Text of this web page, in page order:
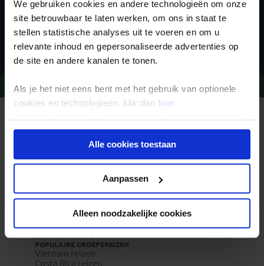
We gebruiken cookies en andere technologieën om onze
site betrouwbaar te laten werken, om ons in staat te
stellen statistische analyses uit te voeren en om u
relevante inhoud en gepersonaliseerde advertenties op
de site en andere kanalen te tonen.
Als je het niet eens bent met het gebruik van optionele
cookies en technologieën, klik dan hier .
onder aan de pagina op elk gewenst moment voor de
toekomst wijzigen.Alle cookies toestaan
Aanpassen
Alleen noodzakelijke cookies
Inschrijven
Vragen?Bel 09-234 13 11
REIZEN MET KONING AAP
Waarom Koning Aap?
Duurzaam toerisme
Vacatures
Veelgestelde vragen
Reisdocumenten aanvragen
REISTYPES
Pioniersreizen
Festivalreizen
Familiereizen 6+
POPULAIRE GROEPSREIZEN
Vietnam reizen
Costa Rica reizen